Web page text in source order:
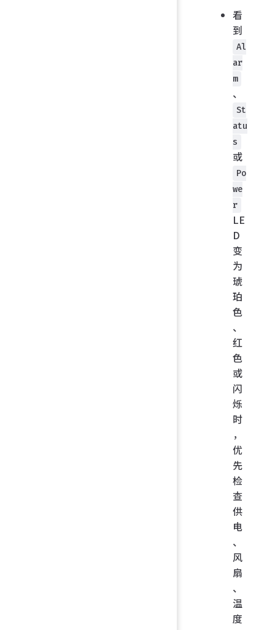
看
到
Al
ar
m
、
St
atu
s
或
Po
we
r
LE
D
变
为
琥
珀
色
、
红
色
或
闪
烁
时
，
优
先
检
查
供
电
、
风
扇
、
温
度